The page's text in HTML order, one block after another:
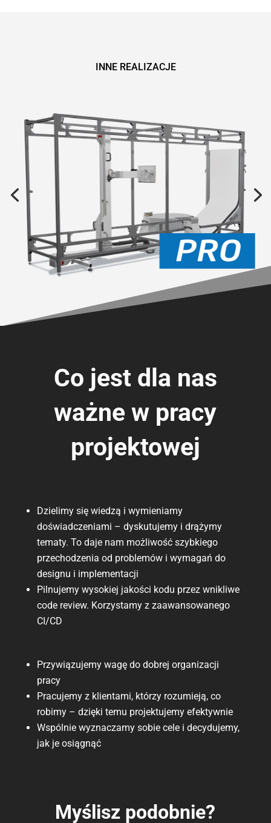
INNE REALIZACJE
Co jest dla nas
ważne w pracy
projektowej
Dzielimy się wiedzą i wymieniamy
doświadczeniami – dyskutujemy i drążymy
tematy. To daje nam możliwość szybkiego
przechodzenia od problemów i wymagań do
designu i implementacji
Pilnujemy wysokiej jakości kodu przez wnikliwe
code review. Korzystamy z zaawansowanego
CI/CD
Przywiązujemy wagę do dobrej organizacji
pracy
Pracujemy z klientami, którzy rozumieją, co
robimy – dzięki temu projektujemy efektywnie
Wspólnie wyznaczamy sobie cele i decydujemy,
jak je osiągnąć
Myślisz podobnie?